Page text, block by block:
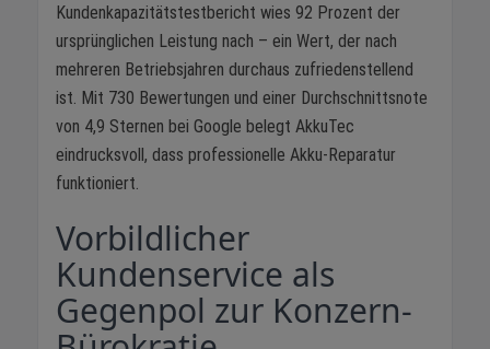
Kundenkapazitätstestbericht wies 92 Prozent der
ursprünglichen Leistung nach – ein Wert, der nach
mehreren Betriebsjahren durchaus zufriedenstellend
ist. Mit 730 Bewertungen und einer Durchschnittsnote
von 4,9 Sternen bei Google belegt AkkuTec
eindrucksvoll, dass professionelle Akku-Reparatur
funktioniert.
Vorbildlicher
Kundenservice als
Gegenpol zur Konzern-